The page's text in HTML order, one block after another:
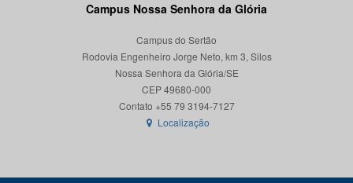
Campus Nossa Senhora da Glória
Campus do Sertão
Rodovia Engenheiro Jorge Neto, km 3, Silos
Nossa Senhora da Glória/SE
CEP 49680-000
Contato +55 79 3194-7127
Localização